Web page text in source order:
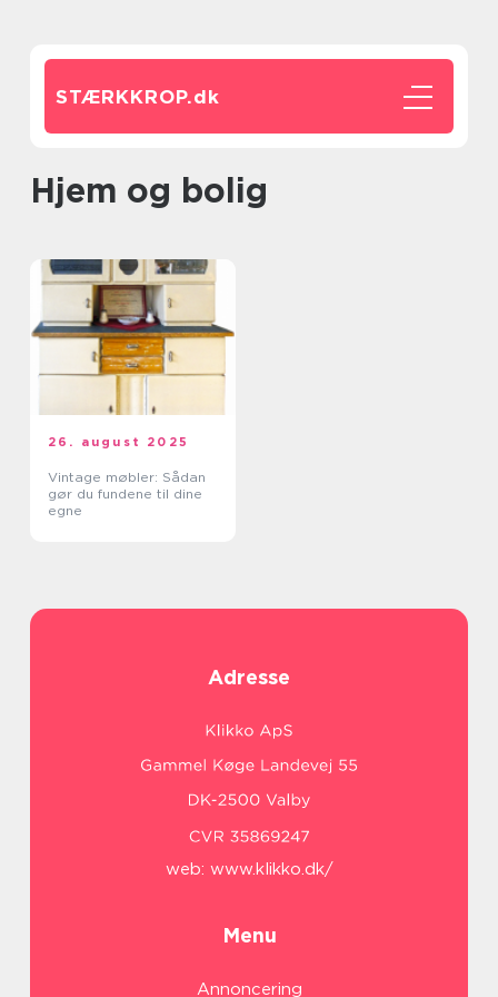
STÆRKKROP.dk
Hjem og bolig
26. august 2025
Vintage møbler: Sådan
gør du fundene til dine
egne
Adresse
web: www.klikko.dk/
Menu
Annoncering